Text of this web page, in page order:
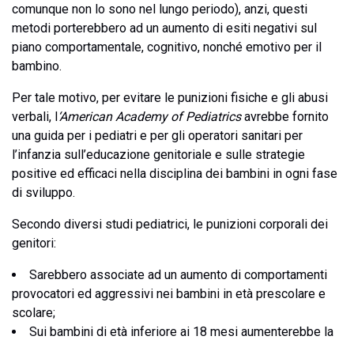
comunque non lo sono nel lungo periodo), anzi, questi
metodi porterebbero ad un aumento di esiti negativi sul
piano comportamentale, cognitivo, nonché emotivo per il
bambino.
Per tale motivo, per evitare le punizioni fisiche e gli abusi
verbali, l‘American Academy of Pediatricsavrebbe fornito
una guida per i pediatri e per gli operatori sanitari per
l’infanzia sull’educazione genitoriale e sulle strategie
positive ed efficaci nella disciplina dei bambini in ogni fase
di sviluppo.
Secondo diversi studi pediatrici, le punizioni corporali dei
genitori:
Sarebbero associate ad un aumento di comportamenti
provocatori ed aggressivi nei bambini in età prescolare e
scolare;
Sui bambini di età inferiore ai 18 mesi aumenterebbe la